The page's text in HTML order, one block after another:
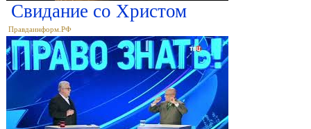
Свидание со Христом
Правдаинформ.РФ